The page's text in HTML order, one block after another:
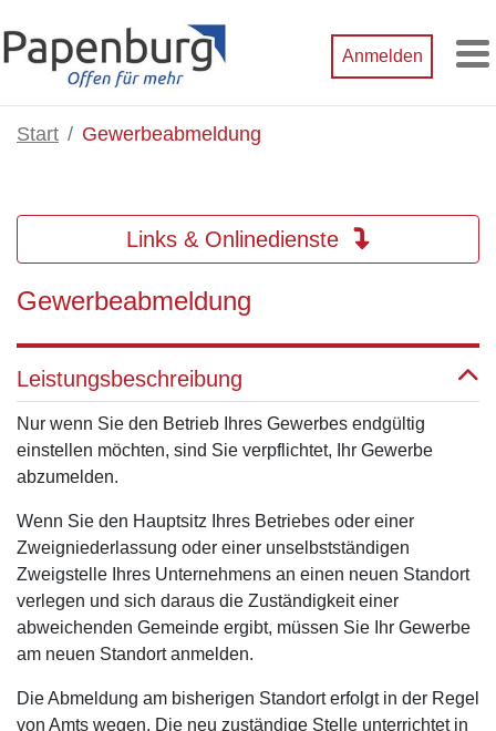
Zum Hauptinhalt springen
Anmelden
Start Gewerbeabmeldung
Links & Onlinedienste
Gewerbeabmeldung
Leistungsbeschreibung
Nur wenn Sie den Betrieb Ihres Gewerbes endgültig
einstellen möchten, sind Sie verpflichtet, Ihr Gewerbe
abzumelden.
Wenn Sie den Hauptsitz Ihres Betriebes oder einer
Zweigniederlassung oder einer unselbstständigen
Zweigstelle Ihres Unternehmens an einen neuen Standort
verlegen und sich daraus die Zuständigkeit einer
abweichenden Gemeinde ergibt, müssen Sie Ihr Gewerbe
am neuen Standort anmelden.
Die Abmeldung am bisherigen Standort erfolgt in der Regel
von Amts wegen. Die neu zuständige Stelle unterrichtet in